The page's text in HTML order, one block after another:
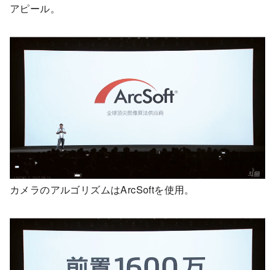
アピール。
カメラのアルゴリズムはArcSoftを使用。